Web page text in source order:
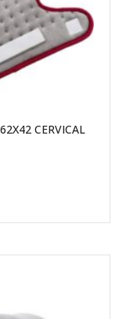
CERVICAL